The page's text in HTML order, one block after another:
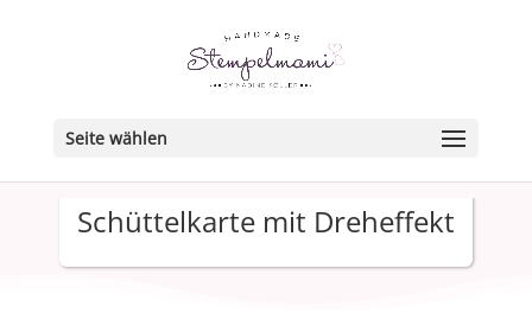
Seite wählen
Schüttelkarte mit Dreheffekt